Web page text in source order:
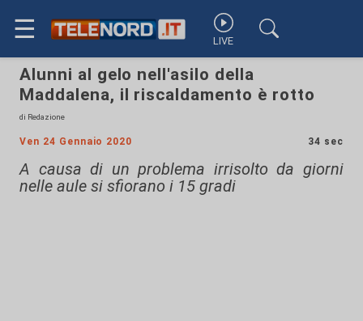
☰ LIVE
Alunni al gelo nell'asilo della
Maddalena, il riscaldamento è rotto
di Redazione
Ven 24 Gennaio 2020 34 sec
A causa di un problema irrisolto da giorni
nelle aule si sfiorano i 15 gradi